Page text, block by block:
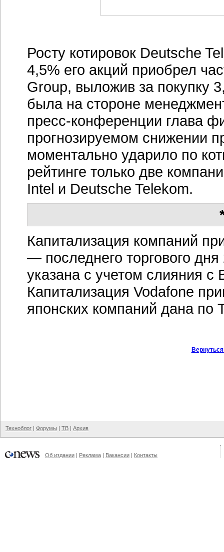
Росту котировок Deutsche
4,5% его акций приобрел
Group, выложив за покупку
была на стороне
пресс-конференции глава
прогнозируемом снижении
моментально ударило по
рейтинге только две
Intel и Deutsche Telekom.
Капитализация компаний
— последнего торгового
указана с учетом слияния с
Капитализация Vodafone
японских компаний дана по
Техноблог | Форумы | ТВ | Архив
Об издании | Реклама | Вакансии | Контакты